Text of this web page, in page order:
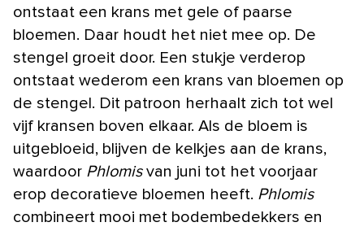
ontstaat een krans met gele of paarse
bloemen. Daar houdt het niet mee op. De
stengel groeit door. Een stukje verderop
ontstaat wederom een krans van bloemen op
de stengel. Dit patroon herhaalt zich tot wel
vijf kransen boven elkaar. Als de bloem is
uitgebloeid, blijven de kelkjes aan de krans,
waardoor Phlomisvan juni tot het voorjaar
erop decoratieve bloemen heeft. Phlomis
combineert mooi met bodembedekkers en